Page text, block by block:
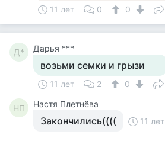
11 лет 0 0
Д* Дарья ***
возьми семки и грызи
11 лет 2 0
НП Настя Плетнёва
Закончились(((( 11 лет